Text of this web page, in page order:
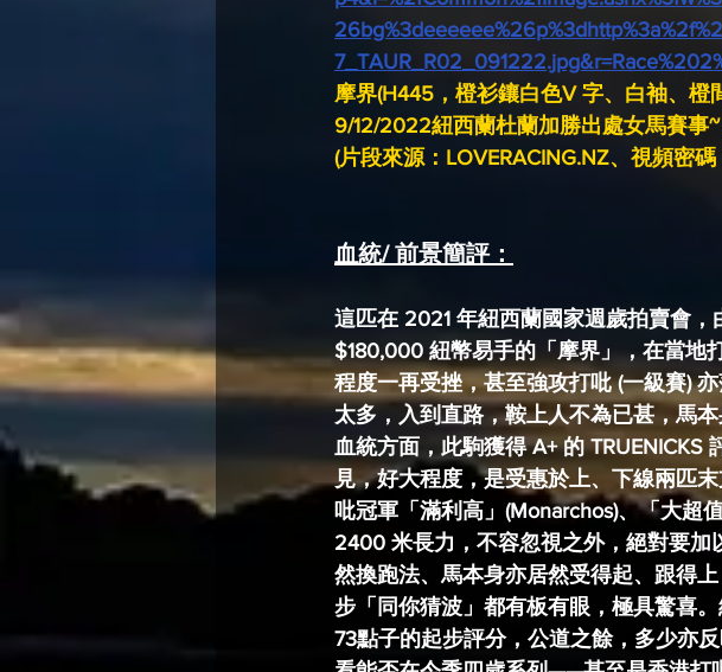
摩界(H445，橙衫鑲白色V 字、白袖、橙
9/12/2022紐西蘭杜蘭加勝出處女馬賽事~
(片段來源：LOVERACING.NZ、視頻密
血統/ 前景簡評：
這匹在 2021 年紐西蘭國家週歲拍賣會
$180,000 紐幣易手的「摩界」，在當地
程度一再受挫，甚至強攻打吡 (一級賽)
太多，入到直路，鞍上人不為已甚，馬
血統方面，此駒獲得 A+ 的
見，好大程度，是受惠於上、下線兩匹
吡冠軍「滿利高」(Monarchos)、「大超
2400 米長力，不容忽視之外，絕對要
然換跑法、馬本身亦居然受得起、跟得
步「同你猜波」都有板有眼，極具驚喜
73點子的起步評分，公道之餘，多少亦